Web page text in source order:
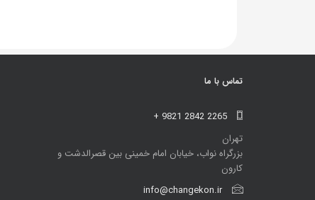
تماس با ما
+ 9821 2842 2265
تهران
بزرگراه نواب، خیابان امام خمینی بین قصرالدشت و
کارون
info@changekon.ir